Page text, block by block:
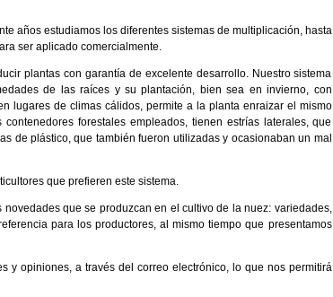
años estudiamos los diferentes sistemas de multiplicación, hasta
ser aplicado comercialmente.
plantas con garantía de excelente desarrollo. Nuestro sistema
de las raíces y su plantación, bien sea en invierno, con
lugares de climas cálidos, permite a la planta enraizar el mismo
forestales empleados, tienen estrías laterales, que
de plástico, que también fueron utilizadas y ocasionaban un mal
que prefieren este sistema.
que se produzcan en el cultivo de la nuez: variedades,
para los productores, al mismo tiempo que presentamos
y opiniones, a través del correo electrónico, lo que nos permitirá